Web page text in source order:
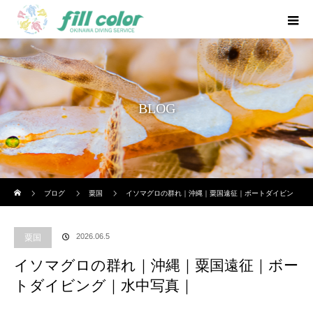
BLOG
ブログ
粟国 イソマグロの群れ｜沖縄｜粟国遠征｜ボートダイビン
粟国 2026.06.5
イソマグロの群れ｜沖縄｜粟国遠征｜ボー
トダイビング｜水中写真｜